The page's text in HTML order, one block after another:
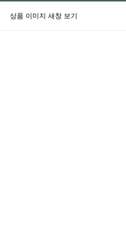
상품 이미지 새창 보기